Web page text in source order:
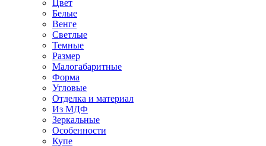
Цвет
Белые
Венге
Светлые
Темные
Размер
Малогабаритные
Форма
Угловые
Отделка и материал
Из МДФ
Зеркальные
Особенности
Купе